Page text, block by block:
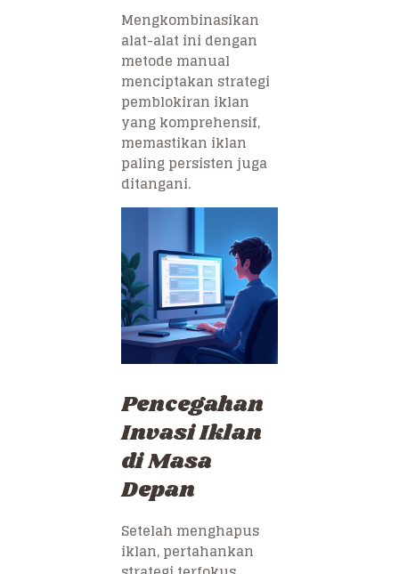
Mengkombinasikan
alat-alat ini dengan
metode manual
menciptakan strategi
pemblokiran iklan
yang komprehensif,
memastikan iklan
paling persisten juga
ditangani.
Pencegahan
Invasi Iklan
di Masa
Depan
Setelah menghapus
iklan, pertahankan